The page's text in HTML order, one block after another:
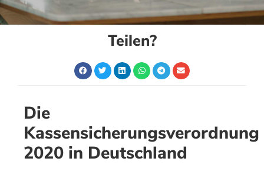
Teilen?
Die
Kassensicherungsverordnung
2020 in Deutschland